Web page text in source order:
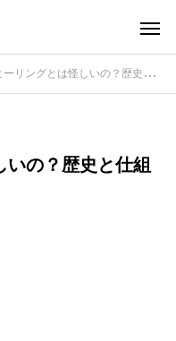
グとは怪しいの？歴史と仕組みを知って誤解を解く
いの？歴史と仕組